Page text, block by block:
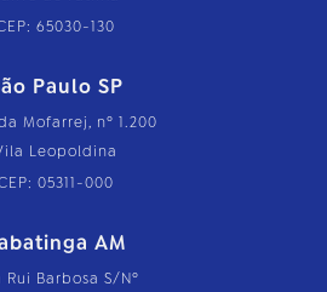
65030-130
Paulo SP
Mofarrej, nº 1.200
Leopoldina
05311-000
AM
Rui Barbosa S/Nº